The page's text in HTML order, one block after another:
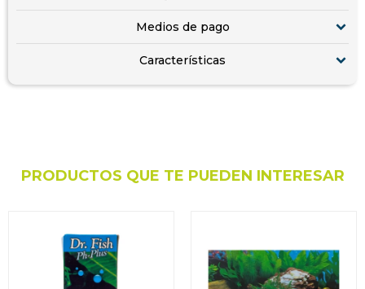
Medios de pago
Características
PRODUCTOS QUE TE PUEDEN INTERESAR